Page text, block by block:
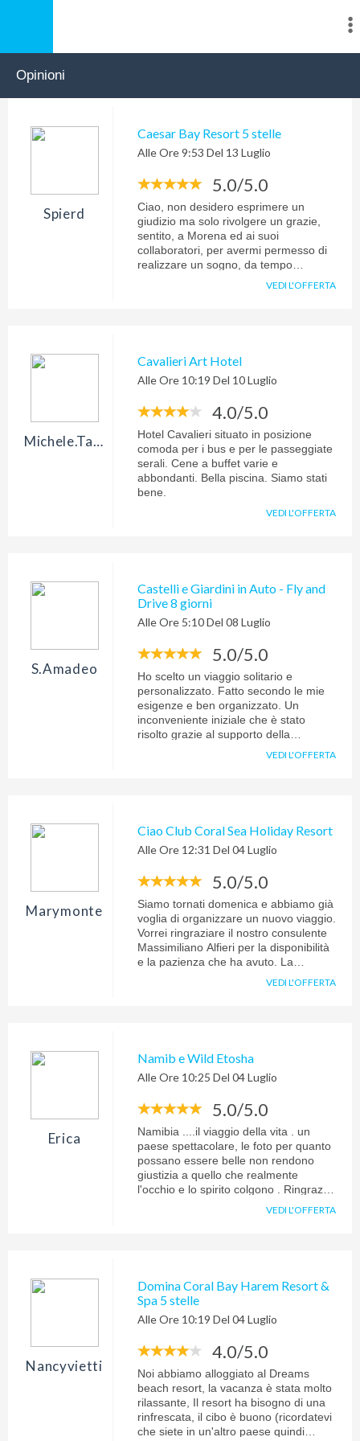
Opinioni
Spierd
Caesar Bay Resort 5 stelle
Alle Ore 9:53 Del 13 Luglio
5.0/5.0
Ciao, non desidero esprimere un
giudizio ma solo rivolgere un grazie,
sentito, a Morena ed ai suoi
collaboratori, per avermi permesso di
realizzare un sogno, da tempo
VEDI L'OFFERTA
Michele.tartaglia
Cavalieri Art Hotel
Alle Ore 10:19 Del 10 Luglio
4.0/5.0
Hotel Cavalieri situato in posizione
comoda per i bus e per le passeggiate
serali. Cene a buffet varie e
abbondanti. Bella piscina. Siamo stati
bene.
VEDI L'OFFERTA
S.amadeo
Castelli e Giardini in Auto - Fly and
Drive 8 giorni
Alle Ore 5:10 Del 08 Luglio
5.0/5.0
Ho scelto un viaggio solitario e
personalizzato. Fatto secondo le mie
esigenze e ben organizzato. Un
inconveniente iniziale che è stato
risolto grazie al supporto della
VEDI L'OFFERTA
Marymonte
Ciao Club Coral Sea Holiday Resort
Alle Ore 12:31 Del 04 Luglio
5.0/5.0
Siamo tornati domenica e abbiamo già
voglia di organizzare un nuovo viaggio.
Vorrei ringraziare il nostro consulente
Massimiliano Alfieri per la disponibilità
e la pazienza che ha avuto. La
farò il nome di Evolution Travel per le
prenotazioni. Grazie ancora
VEDI L'OFFERTA
Erica
Namib e Wild Etosha
Alle Ore 10:25 Del 04 Luglio
5.0/5.0
Namibia ....il viaggio della vita . un
paese spettacolare, le foto per quanto
possano essere belle non rendono
giustizia a quello che realmente
l'occhio e lo spirito colgono . Ringrazio
guida sempre attenta , gentile , onesta
e scrupolosa in tutto , attento autista e
ottimo dispensatore di aneddoti e
fine sono stati giorni intensi uno più
bello dell'altro difficile decidere quale
sia stato il migliore. Consiglio a tutti la
gita combinata barca e 4x4 a
swakopmund , molto divertente !
imperdibile il deserto del Namib !
esperienza irripetibile alla "house of
VEDI L'OFFERTA
Nancyvietti
Domina Coral Bay Harem Resort &
Spa 5 stelle
Alle Ore 10:19 Del 04 Luglio
4.0/5.0
Noi abbiamo alloggiato al Dreams
beach resort, la vacanza è stata molto
rilassante, Il resort ha bisogno di una
rinfrescata, il cibo è buono (ricordatevi
che siete in un'altro paese quindi